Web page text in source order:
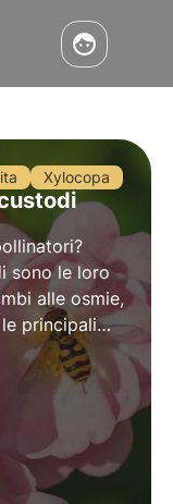
Xylocopa
sono le loro
alle osmie,
principali
della